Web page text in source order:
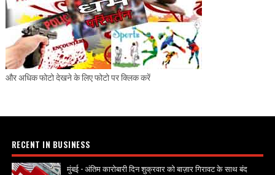
और अधिक फोटो देखने के लिए फोटो पर क्लिक करें
RECENT IN BUSINESS
मुंबई - अंतिम कारोबारी दिन शुक्रवार को बाज़ार गिरावट के साथ बंद